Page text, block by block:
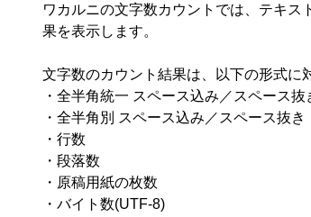
ワカルニの文字数カウントでは、テキ
果を表示します。
文字数のカウント結果は、以下の形式に
・全半角統一 スペース込み／スペース抜
・全半角別 スペース込み／スペース抜き
・行数
・段落数
・原稿用紙の枚数
・バイト数(UTF-8)